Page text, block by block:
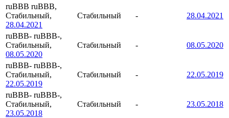
ruBBB ruBBB,
Стабильный,
28.04.2021
Стабильный - 28.04.2021
ruBBB- ruBBB-,
Стабильный,
08.05.2020
Стабильный - 08.05.2020
ruBBB- ruBBB-,
Стабильный,
22.05.2019
Стабильный - 22.05.2019
ruBBB- ruBBB-,
Стабильный,
23.05.2018
Стабильный - 23.05.2018